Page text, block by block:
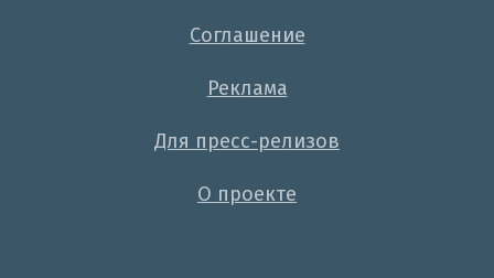
Соглашение
Реклама
Для пресс-релизов
О проекте